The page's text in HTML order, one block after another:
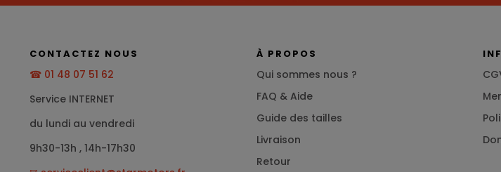
CONTACTEZ NOUS
☎ 01 48 07 51 62
Service INTERNET
du lundi au vendredi
9h30-13h , 14h-17h30
À PROPOS
Qui sommes nous ?
FAQ & Aide
Guide des tailles
Livraison
Retour